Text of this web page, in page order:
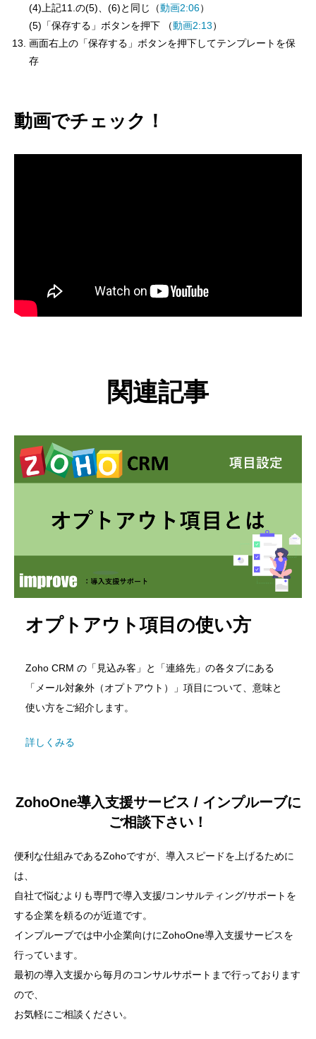
(4)上記11.の(5)、(6)と同じ（動画2:06）
(5)「保存する」ボタンを押下 （動画2:13）
画面右上の「保存する」ボタンを押下してテンプレートを保
存
動画でチェック！
関連記事
オプトアウト項目の使い方
Zoho CRM の「見込み客」と「連絡先」の各タブにある
「メール対象外（オプトアウト）」項目について、意味と
使い方をご紹介します。
詳しくみる
ZohoOne導入支援サービス / インプルーブに
ご相談下さい！
便利な仕組みであるZohoですが、導入スピードを上げるために
は、
自社で悩むよりも専門で導入支援/コンサルティング/サポートを
する企業を頼るのが近道です。
インプルーブでは中小企業向けにZohoOne導入支援サービスを
行っています。
最初の導入支援から毎月のコンサルサポートまで行っております
ので、
お気軽にご相談ください。